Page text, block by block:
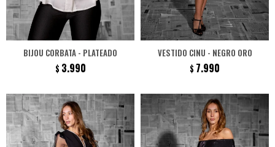
BIJOU CORBATA - PLATEADO
$ 3.990
VESTIDO CINU - NEGRO ORO
$ 7.990